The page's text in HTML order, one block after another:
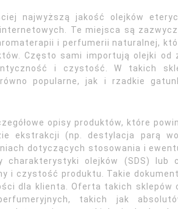
najwyższą jakość olejków
Te miejsca są
i perfumerii naturalnej,
Często sami importują olejki od
i czystość. W takich
popularne, jak i rzadkie
opisy produktów, które
ekstrakcji (np. destylacja parą
dotyczących stosowania i
charakterystyki olejków (SDS) lub
i czystość produktu. Takie
dla klienta. Oferta takich sklepów
takich jak